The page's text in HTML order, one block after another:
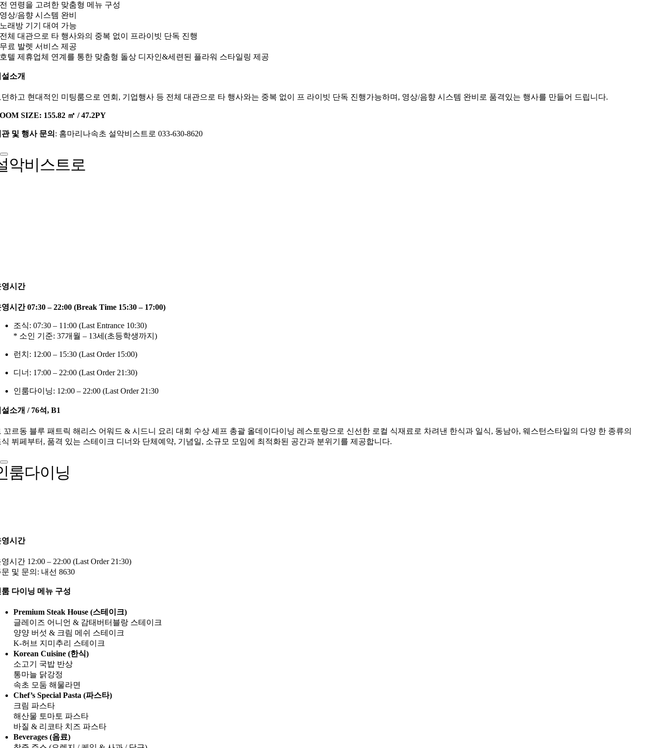
연령을 고려한 맞춤형 메뉴 구성
상/음향 시스템 완비
래방 기기 대여 가능
체 대관으로 타 행사와의 중복 없이 프라이빗 단독 진행
료 발렛 서비스 제공
텔 제휴업체 연계를 통한 맞춤형 돌상 디자인&세련된 플라워 스타일링 제공
소개
하고 현대적인 미팅룸으로 연회, 기업행사 등 전체 대관으로 타 행사와는 중복 없이 프 라이빗 단독 진행가능하며, 영상/음향 시스템 완비로 품격있는 행사를 만들어 드립니다.
SIZE: 155.82 ㎡ / 47.2PY
및 행사 문의 : 홈마리나속초 설악비스트로 033-630-8620
악비스트로
시간
시간 07:30 – 22:00 (Break Time 15:30 – 17:00)
조식: 07:30 – 11:00 (Last Entrance 10:30)
* 소인 기준: 37개월 – 13세(초등학생까지)
런치: 12:00 – 15:30 (Last Order 15:00)
디너: 17:00 – 22:00 (Last Order 21:30)
인룸다이닝: 12:00 – 22:00 (Last Order 21:30
소개 / 76석, B1
꼬르동 블루 패트릭 해리스 어워드 & 시드니 요리 대회 수상 셰프 총괄 올데이다이닝 레스토랑으로 신선한 로컬 식재료로 차려낸 한식과 일식, 동남아, 웨스턴스타일의 다양 한 종류의
뷔페부터, 품격 있는 스테이크 디너와 단체예약, 기념일, 소규모 모임에 최적화된 공간과 분위기를 제공합니다.
룸다이닝
시간
시간 12:00 – 22:00 (Last Order 21:30)
및 문의: 내선 8630
다이닝 메뉴 구성
Premium Steak House (스테이크)
글레이즈 어니언 & 감태버터블랑 스테이크
양양 버섯 & 크림 메쉬 스테이크
K-허브 지미추리 스테이크
Korean Cuisine (한식)
소고기 국밥 반상
통마늘 닭강정
속초 모둠 해물라면
Chef’s Special Pasta (파스타)
크림 파스타
해산물 토마토 파스타
바질 & 리코타 치즈 파스타
Beverages (음료)